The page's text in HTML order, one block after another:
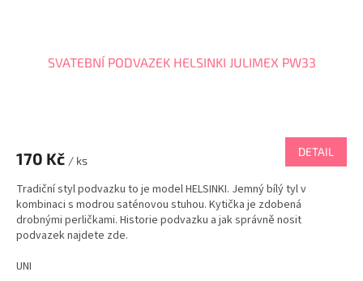
SVATEBNÍ PODVAZEK HELSINKI JULIMEX PW33
170 Kč / ks
DETAIL
Tradiční styl podvazku to je model HELSINKI. Jemný bílý tyl v
kombinaci s modrou saténovou stuhou. Kytička je zdobená
drobnými perličkami. Historie podvazku a jak správně nosit
podvazek najdete zde.
UNI